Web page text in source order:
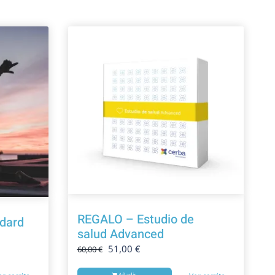
REGALO – Estudio de
salud Advanced
60,00€ El
51,00 €El